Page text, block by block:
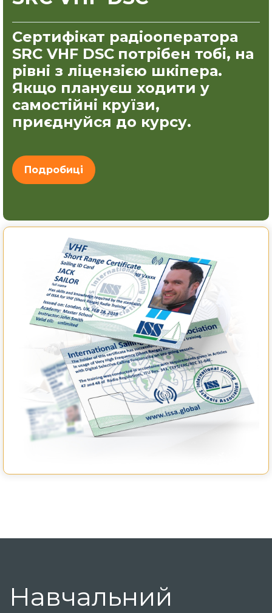
Сертифікат радіооператора
SRC VHF DSC потрібен тобі, на
рівні з ліцензією шкіпера.
Якщо плануєш ходити у
самостійні круїзи,
приєднуйся до курсу.
Подробиці
Навчальний